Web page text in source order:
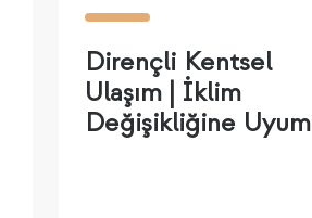
Dirençli Kentsel
Ulaşım | İklim
Değişikliğine Uyum